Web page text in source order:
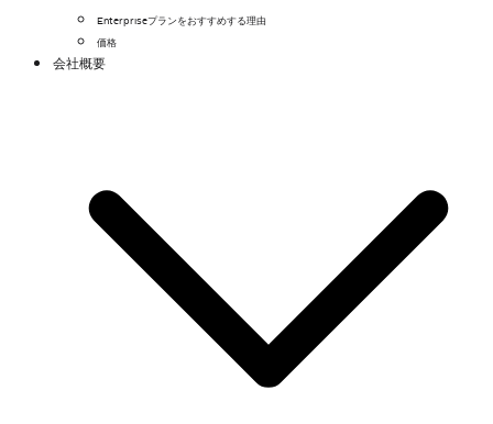
Enterpriseプランをおすすめする理由
価格
会社概要